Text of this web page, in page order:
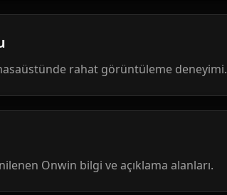
rahat görüntüleme deneyimi.
Onwin bilgi ve açıklama alanları.